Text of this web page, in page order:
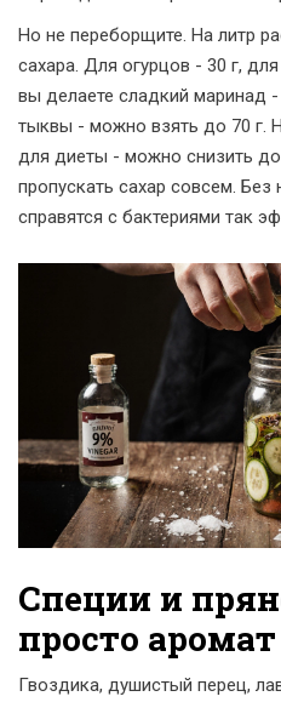
Но не переборщите. На литр
сахара. Для огурцов - 30 г,
вы делаете сладкий маринад
тыквы - можно взять до 70 г.
для диеты - можно снизить до
пропускать сахар совсем. Без
справятся с бактериями так
Специи и
просто аромат
Гвоздика, душистый перец,